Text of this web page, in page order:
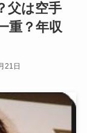
父は空手
重？年収
21日